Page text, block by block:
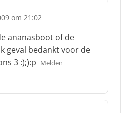
om 21:02
ananasboot of de
geval bedankt voor de
3 :);):p Melden